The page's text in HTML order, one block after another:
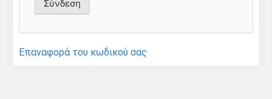
Επαναφορά του κωδικού σας